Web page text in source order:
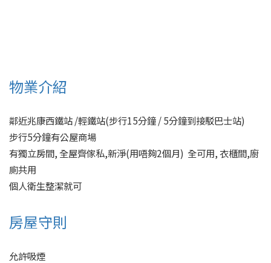
物業介紹
鄰近兆康西鐵站 /輕鐵站(步行15分鐘 / 5分鐘到接駁巴士站)
步行5分鐘有公屋商場
有獨立房間, 全屋齊傢私,新淨(用唔夠2個月)  全可用, 衣櫃間,廚
廁共用
個人衛生整潔就可
房屋守則
允許吸煙